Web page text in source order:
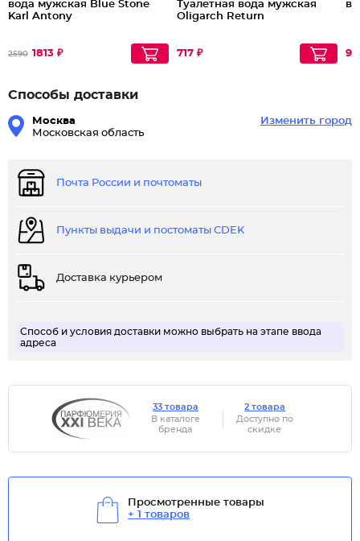
Patron Professional - звуки данных духов соберутся в чудную
перец, апельсин и ревень - звучат перед приверженцами в
духов звучат амбра, фиалка и герань. В ноты шлейфа этой
пленительный окончательный аккорд. Данный парфюм
этом году был представлен публике Patron Professional.
вода мужская Blue Stone
Karl Antony
2590 1813 ₽
Туалетная вода мужская
Oligarch Return
717 ₽
Способы доставки
Москва
Московская область
Изменить город
Почта России и почтоматы
Пункты выдачи и постоматы CDEK
Доставка курьером
Способ и условия доставки можно выбрать на этапе ввода
адреса
33 товара
В каталоге
бренда
2 товара
Доступно по
скидке
Просмотренные товары
+ 1 товаров